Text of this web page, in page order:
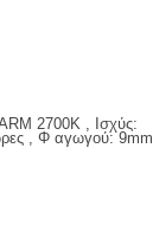
2700K , Ισχύς:
, Φ αγωγού: 9mm